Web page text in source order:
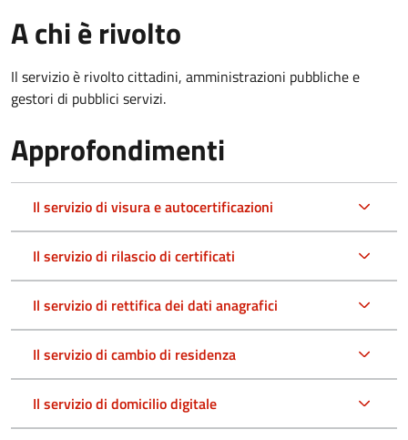
A chi è rivolto
Il servizio è rivolto cittadini, amministrazioni pubbliche e
gestori di pubblici servizi.
Approfondimenti
Il servizio di visura e autocertificazioni
Il servizio di rilascio di certificati
Il servizio di rettifica dei dati anagrafici
Il servizio di cambio di residenza
Il servizio di domicilio digitale